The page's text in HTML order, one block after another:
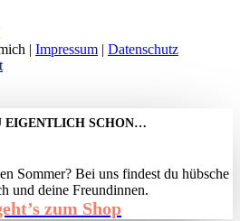
| Impressum | Datenschutz
EIGENTLICH SCHON…
Sommer? Bei uns findest du hübsche
und deine Freundinnen.
zum Shop